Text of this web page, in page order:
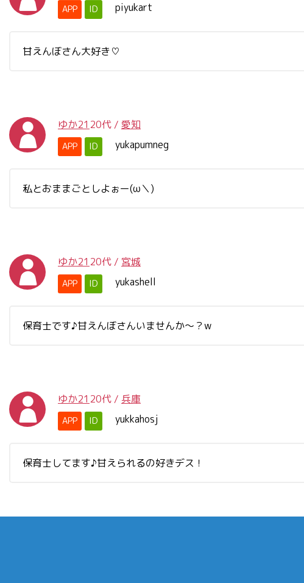
APP ID piyukart
甘えんぼさん大好き♡
ゆか21 20代 / 愛知
APP ID yukapumneg
私とおままごとしよぉー(ω＼)
ゆか21 20代 / 宮城
APP ID yukashell
保育士です♪甘えんぼさんいませんか～？w
ゆか21 20代 / 兵庫
APP ID yukkahosj
保育士してます♪甘えられるの好きデス！